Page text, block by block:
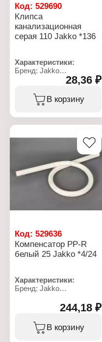
Код: 529690
Клипса
канализационная
серая 110 Jakko *136
Характеристики:
Бренд: Jakko
Тип товара: Клипса
канализационная
Диаметр: 110 мм
28,36 ₽
В корзину
Код: 529636
Компенсатор PP-R
белый 25 Jakko *4/24
Характеристики:
Бренд: Jakko
Тип товара: Компенсатор
Диаметр: 25 мм
Материал: полипропилен
Цвет: белый
244,18 ₽
В корзину